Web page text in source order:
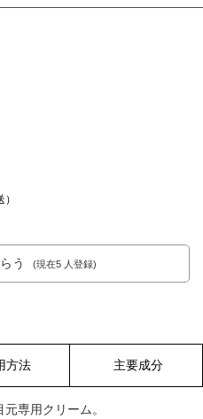
う (現在5 人登録)
方法 主要成分
専用クリーム。